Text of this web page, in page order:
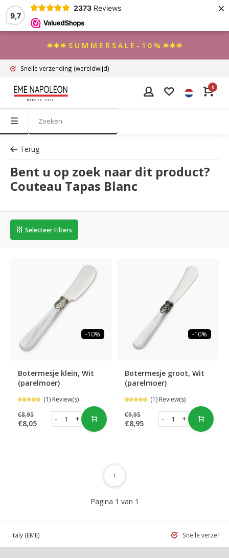
9,7
2373 Reviews ×
☀☀☀ S U M M E R S A L E - 1 0 % ☀☀☀
Snelle verzending (wereldwijd)
0
Terug
Bent u op zoek naar dit product?
Couteau Tapas Blanc
Selecteer Filters
-10%
Botermesje klein, Wit
(parelmoer)
(1) Review(s)
€8,95
€8,05 +
-
-10%
Botermesje groot, Wit
(parelmoer)
(1) Review(s)
€9,95
€8,95 +
-
Pagina 1 van 1
1
in Italy (EME) Snelle